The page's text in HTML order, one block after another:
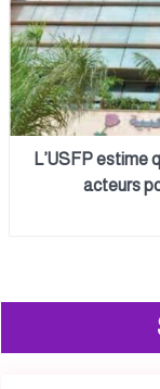
L’USFP estime
acteurs